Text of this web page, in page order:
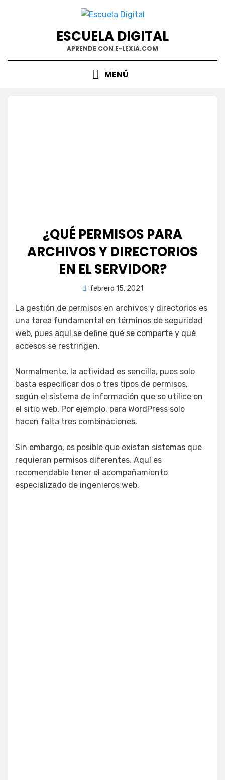
ESCUELA DIGITAL
APRENDE CON E-LEXIA.COM
MENÚ
¿QUÉ PERMISOS PARA
ARCHIVOS Y DIRECTORIOS
EN EL SERVIDOR?
porjuancadotcom
Publicada
febrero 15, 2021
La gestión de permisos en archivos y directorios es
una tarea fundamental en términos de seguridad
web, pues aquí se define qué se comparte y qué
accesos se restringen.
Normalmente, la actividad es sencilla, pues solo
basta especificar dos o tres tipos de permisos,
según el sistema de información que se utilice en
el sitio web. Por ejemplo, para WordPress solo
hacen falta tres combinaciones.
Sin embargo, es posible que existan sistemas que
requieran permisos diferentes. Aquí es
recomendable tener el acompañamiento
especializado de ingenieros web.